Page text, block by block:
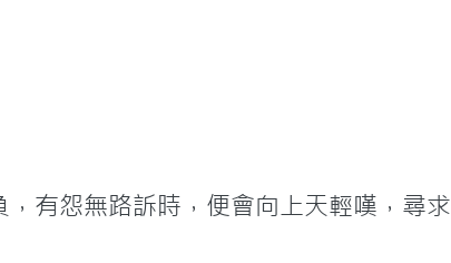
有怨無路訴時，便會向上天輕嘆，尋求